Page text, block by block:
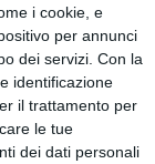
i cookie, e
per annunci
dei servizi. Con la
identificazione
il trattamento per
le tue
dei dati personali